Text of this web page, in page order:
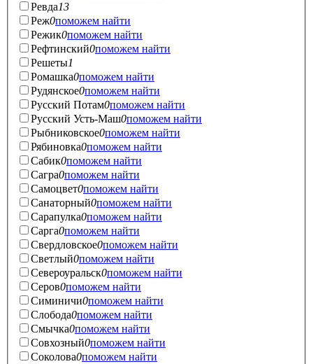
Ревда13
Реж0поможем найти
Режик0поможем найти
Рефтинский0поможем найти
Решеты1
Ромашка0поможем найти
Рудянское0поможем найти
Русский Потам0поможем найти
Русский Усть-Маш0поможем найти
Рыбниковское0поможем найти
Рябиновка0поможем найти
Сабик0поможем найти
Сагра0поможем найти
Самоцвет0поможем найти
Санаторный0поможем найти
Сарапулка0поможем найти
Сарга0поможем найти
Свердловское0поможем найти
Светлый0поможем найти
Североуральск0поможем найти
Серов0поможем найти
Симиничи0поможем найти
Слобода0поможем найти
Смычка0поможем найти
Совхозный0поможем найти
Соколова0поможем найти